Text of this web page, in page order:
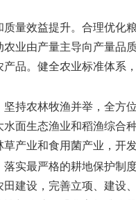
量效益提升。 合理优化
业由产量主导向产量品
品。健全农业标准体系
坚持农林牧渔并举，全方
面生态渔业和稻渔综合
产业和食用菌产业，开
落实最严格的耕地保护制
建设，完善立项、建设